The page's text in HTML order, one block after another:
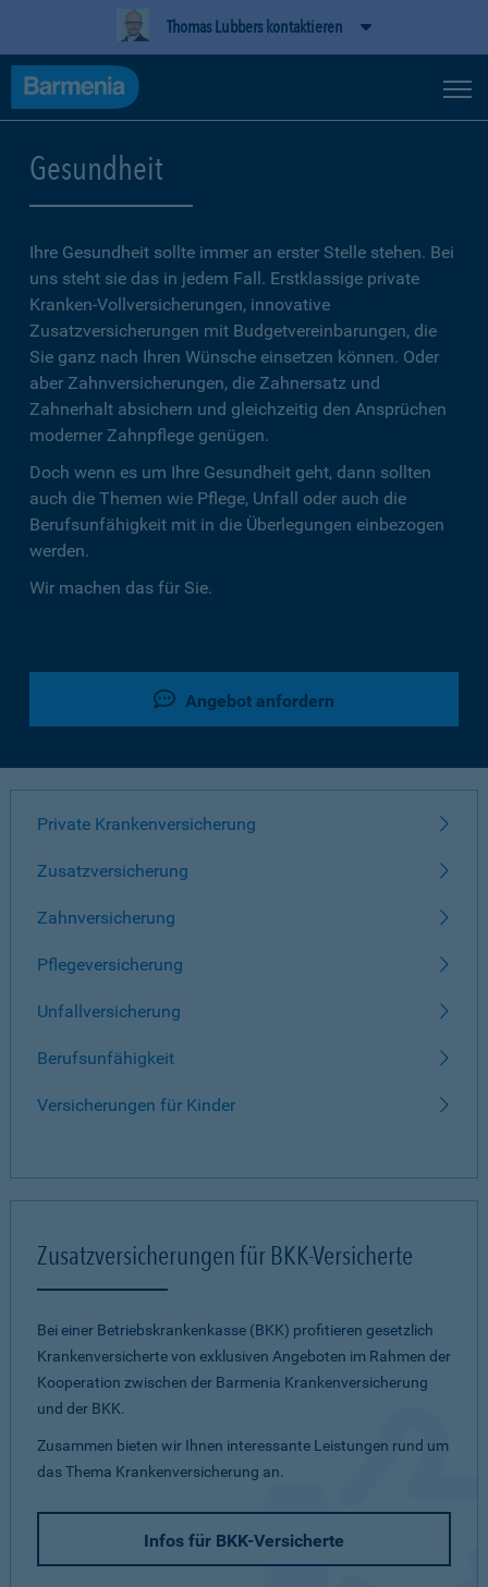
Thomas Lubbers kontaktieren
Gesundheit
Ihre Gesundheit sollte immer an erster Stelle stehen. Bei
uns steht sie das in jedem Fall. Erstklassige private
Kranken-Vollversicherungen, innovative
Zusatzversicherungen mit Budgetvereinbarungen, die
Sie ganz nach Ihren Wünsche einsetzen können. Oder
aber Zahnversicherungen, die Zahnersatz und
Zahnerhalt absichern und gleichzeitig den Ansprüchen
moderner Zahnpflege genügen.
Doch wenn es um Ihre Gesundheit geht, dann sollten
auch die Themen wie Pflege, Unfall oder auch die
Berufsunfähigkeit mit in die Überlegungen einbezogen
werden.
Wir machen das für Sie.
Angebot anfordern
Private Krankenversicherung
Zusatzversicherung
Zahnversicherung
Pflegeversicherung
Unfallversicherung
Berufsunfähigkeit
Versicherungen für Kinder
Zusatzversicherungen für BKK-Versicherte
Bei einer Betriebskrankenkasse (BKK) profitieren gesetzlich
Krankenversicherte von exklusiven Angeboten im Rahmen der
Kooperation zwischen der Barmenia Krankenversicherung
und der BKK.
Zusammen bieten wir Ihnen interessante Leistungen rund um
das Thema Krankenversicherung an.
Infos für BKK-Versicherte